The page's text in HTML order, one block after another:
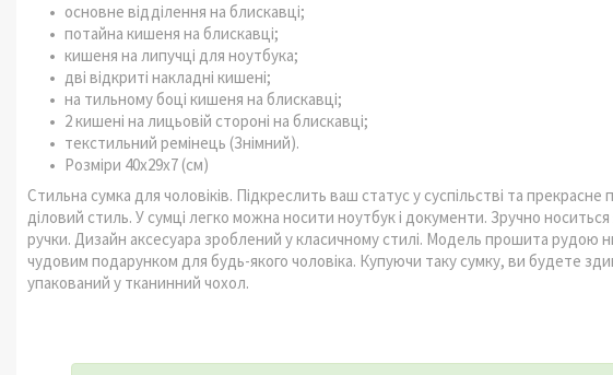
основне відділення на блискавці;
потайна кишеня на блискавці;
кишеня на липучці для ноутбука;
дві відкриті накладні кишені;
на тильному боці кишеня на блискавці;
2 кишені на лицьовій стороні на блискавці;
текстильний ремінець (Знімний).
Розміри 40х29х7 (см)
Стильна сумка для чоловіків. Підкреслить ваш статус у суспільстві та
діловий стиль. У сумці легко можна носити ноутбук і документи. Зручно
ручки. Дизайн аксесуара зроблений у класичному стилі. Модель прошита
чудовим подарунком для будь-якого чоловіка. Купуючи таку сумку, ви будете
упакований у тканинний чохол.